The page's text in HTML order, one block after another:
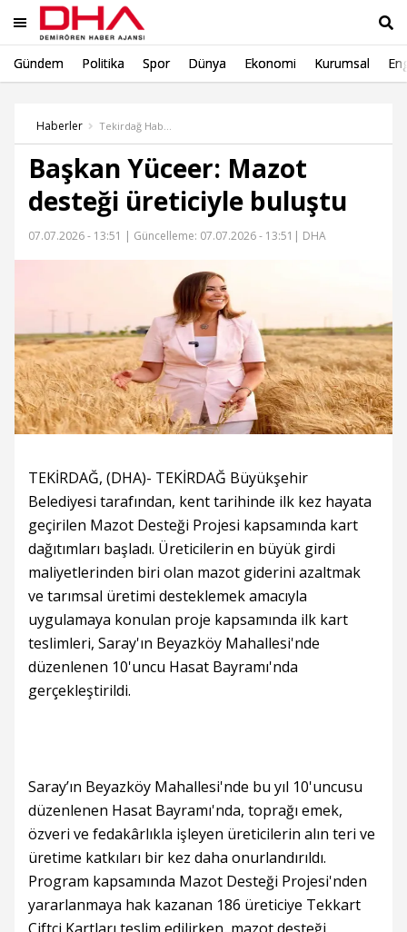
Gündem Politika Spor Dünya Ekonomi Kurumsal
Haberler
Başkan Yüceer: Mazot
desteği üreticiyle buluştu
07.07.2026 - 13:51 | Güncelleme: 07.07.2026 - 13:51 | DHA
TEKİRDAĞ, (DHA)- TEKİRDAĞ Büyükşehir
Belediyesi tarafından, kent tarihinde ilk kez hayata
geçirilen Mazot Desteği Projesi kapsamında kart
dağıtımları başladı. Üreticilerin en büyük girdi
maliyetlerinden biri olan mazot giderini azaltmak
ve tarımsal üretimi desteklemek amacıyla
uygulamaya konulan proje kapsamında ilk kart
teslimleri, Saray'ın Beyazköy Mahallesi'nde
düzenlenen 10'uncu Hasat Bayramı'nda
gerçekleştirildi.
Saray’ın Beyazköy Mahallesi'nde bu yıl 10'uncusu
düzenlenen Hasat Bayramı'nda, toprağı emek,
özveri ve fedakârlıkla işleyen üreticilerin alın teri ve
üretime katkıları bir kez daha onurlandırıldı.
Program kapsamında Mazot Desteği Projesi'nden
yararlanmaya hak kazanan 186 üreticiye Tekkart